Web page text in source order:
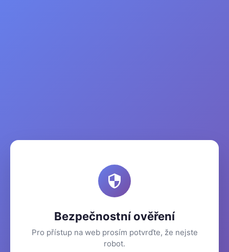
Bezpečnostní ověření
Pro přístup na web prosím potvrďte, že nejste
robot.